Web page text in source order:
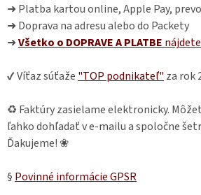
➜ Platba kartou online, Apple Pay,
➜ Doprava na adresu alebo do Packety
➜Všetko o DOPRAVE A PLATBE nájdete
✔ Víťaz súťaže "TOP podnikateľ" za rok
♻ Faktúry zasielame elektronicky.
ľahko dohľadať v e-mailu a spoločne
Ďakujeme! ❀
§ Povinné informácie GPSR